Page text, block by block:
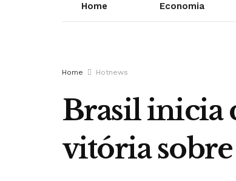
Home Economia
Home Hotnews
Brasil inicia
vitória